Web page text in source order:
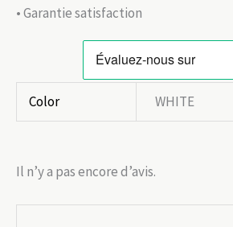
• Garantie satisfaction
Color WHITE
Il n’y a pas encore d’avis.